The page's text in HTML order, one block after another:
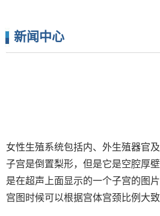
新闻中心
女性生殖系统包括内、外生殖器官
子宫是倒置梨形，但是它是空腔厚
是在超声上面显示的一个子宫的图
宫图时候可以根据宫体宫颈比例大